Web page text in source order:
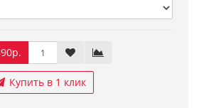
Купить в 1 клик